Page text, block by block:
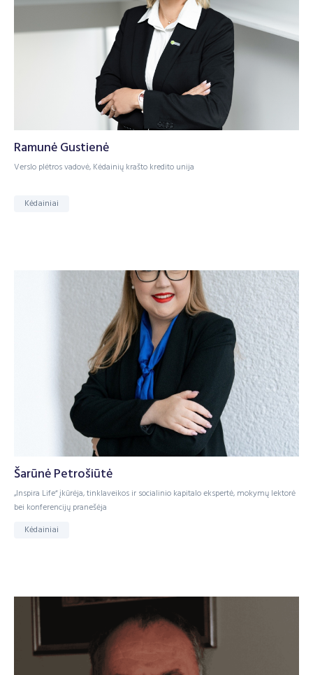
Ramunė Gustienė
Verslo plėtros vadovė, Kėdainių krašto kredito unija
Kėdainiai
Šarūnė Petrošiūtė
„Inspira Life“ įkūrėja, tinklaveikos ir socialinio kapitalo ekspertė, mokymų lektorė
bei konferencijų pranešėja
Kėdainiai